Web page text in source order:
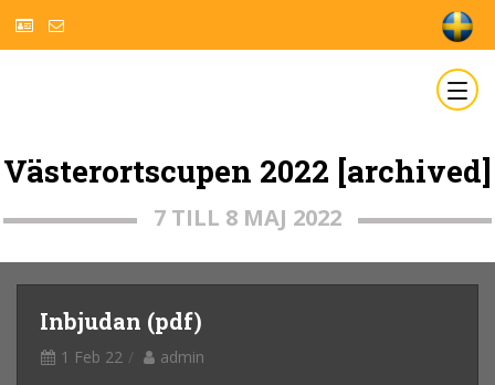
Västerortscupen 2022 [archived]
7 TILL 8 MAJ 2022
Inbjudan (pdf)
1 Feb 22 admin